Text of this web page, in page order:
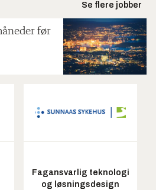
Se flere jobber
før
Fagansvarlig teknologi
og løsningsdesign